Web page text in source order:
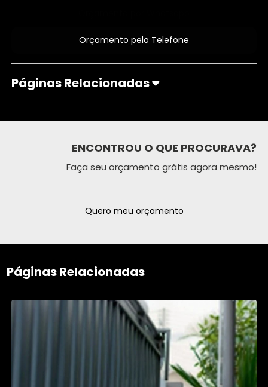
Orçamento pelo Telefone
Páginas Relacionadas
ENCONTROU O QUE PROCURAVA?
Faça seu orçamento grátis agora mesmo!
Quero meu orçamento
Páginas Relacionadas